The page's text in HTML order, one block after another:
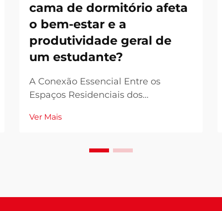
cama de dormitório afeta
o bem-estar e a
produtividade geral de
um estudante?
A Conexão Essencial Entre os
Espaços Residenciais dos
A cama do dormitório serve para
torna-se o alicerce da vida diária de
Ver Mais